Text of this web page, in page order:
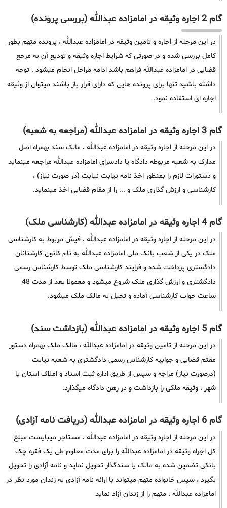
گام 2 اجاره وثیقه در امامزاده عبدالله (بررسی پرونده)
در این مرحله از اجاره و تامین وثیقه در امامزاده عبدالله ، پرونده متهم بطور
کامل بررسی شده و در صورتی که شرایط اجاره وثیقه و تودیع آن به مرجع
قضایی در امامزاده عبدالله فراهم باشد ادامه مراحل انجام میشود . توجه
داشته باشید تنها برای پرونده هایی که دارای قرار باز باشند میتوان از وثیقه
اجاره ای استفاده نمود.
گام 3 اجاره وثیقه در امامزاده عبدالله (مراجعه به شعبه)
در این مرحله از اجاره وثیقه در امامزاده عبدالله ، مالک سند بهمراه اصل
مدارک به شعبه مربوطه دادگاه یا دادسرای امامزاده عبدالله مراجعه مینماید
و دستورات لازم را بمنظور اخذ نامه نیابت نیابت (در صورت نیاز) ،
کارشناسی و ارزش گذاری ملک و ... را از مقام قضایی اخذ مینماید.
گام 4 اجاره وثیقه در امامزاده عبدالله (کارشناسی ملک)
در این مرحله از اجاره وثیقه در امامزاده عبدالله ، فیش مربوط به کارشناسی
ملک در یکی از شعب بانک ملی امامزاده عبدالله به نام کانون کارشنانان
دادگستری پرداخت شده و فرایند کارشناسی ملک توسط کارشناس رسمی
ساعت جواب کارشناسی آماده و تحیل به مالک ملک میشود.
گام 5 اجاره وثیقه در امامزاده عبدالله (بازداشت سند)
در این مرحله از تامین وثیقه در امامزاده عبدالله ، مالک ملک بهمراه دستور
مقتم قضایی و جوابیه کارشناس رسمی دادگشتری به شعبه نیابت
(درصورت نیاز) مراجه و سپس از طریق اداره ثبت اسناد و املاک استان یا
شهر ، وثیقه ملکی را بازداشت و در رهن دادگاه میگذارد.
گام 6 اجاره وثیقه در امامزاده عبدالله (دریافت نامه آزادی)
در این مرحله از اجاره وثیقه در امامزاده عبدالله ، مستاجر میبایست مبلغ
کل اجراه وثیقه در امامزاده عبدالله را برای مدت معلوم طی یک فقره چک
بانکی تضمین شده به مالک یا سندگذار تحویل نماید و نامه آزادی را تحویل
بگیرد ، سپس خانواده متهم میتواند با ارائه نامه آزادی به زندان مورد نظر در
امامزاده عبدالله ، متهم را از زندان آزاد نماید